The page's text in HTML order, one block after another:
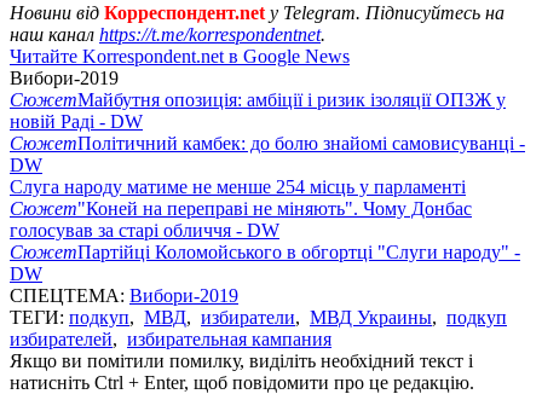
Новини від Корреспондент.net у Telegram. Підписуйтесь на
наш канал https://t.me/korrespondentnet.
Читайте Korrespondent.net в Google News
Вибори-2019
СюжетМайбутня опозиція: амбіції і ризик ізоляції ОПЗЖ у
новій Раді - DW
СюжетПолітичний камбек: до болю знайомі самовисуванці -
DW
Слуга народу матиме не менше 254 місць у парламенті
Сюжет"Коней на переправі не міняють". Чому Донбас
голосував за старі обличчя - DW
СюжетПартійці Коломойського в обгортці "Слуги народу" -
DW
СПЕЦТЕМА: Вибори-2019
ТЕГИ: подкуп, МВД, избиратели, МВД Украины, подкуп
избирателей, избирательная кампания
Якщо ви помітили помилку, виділіть необхідний текст і
натисніть Ctrl + Enter, щоб повідомити про це редакцію.